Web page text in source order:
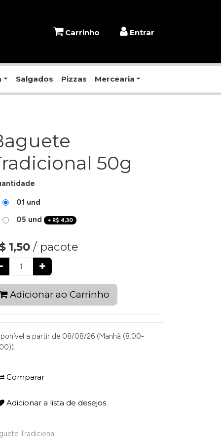
Carrinho Entrar
Salgados Pizzas Mercearia
50g
01 und
05 und
+ R$ 4,30
1,50 / pacote
Adicionar ao Carrinho
a partir de 08/08/26 (Manhã (8:00-
Comparar
Adicionar a lista de desejos
Tradicional